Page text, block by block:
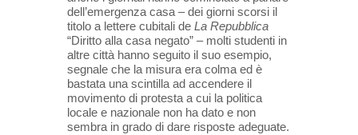
dell’emergenza casa – dei giorni scorsi il
titolo a lettere cubitali de La Repubblica
“Diritto alla casa negato” – molti studenti in
altre città hanno seguito il suo esempio,
segnale che la misura era colma ed è
bastata una scintilla ad accendere il
movimento di protesta a cui la politica
locale e nazionale non ha dato e non
sembra in grado di dare risposte adeguate.